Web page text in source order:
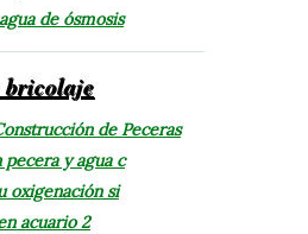
de ósmosis
de Peceras
y agua c
oxigenación si
acuario 2